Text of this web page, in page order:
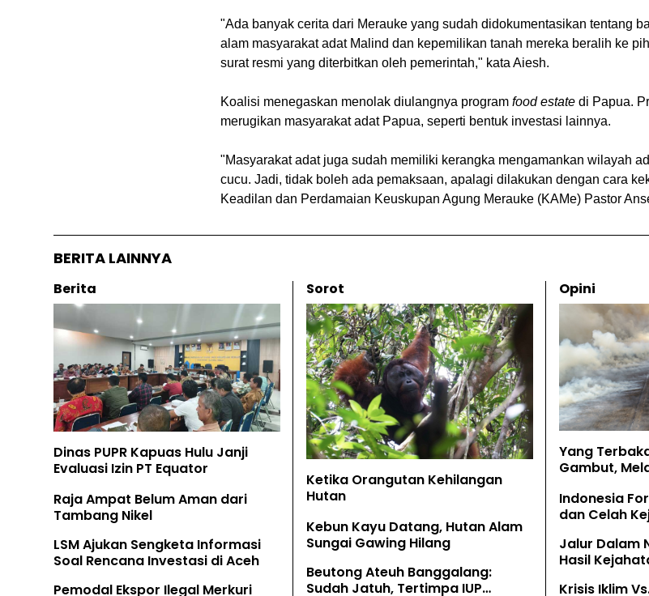
"Ada banyak cerita dari Merauke yang sudah didokumentasikan tentang
alam masyarakat adat Malind dan kepemilikan tanah mereka beralih ke
surat resmi yang diterbitkan oleh pemerintah," kata Aiesh.
Koalisi menegaskan menolak diulangnya program food estate di Papua.
merugikan masyarakat adat Papua, seperti bentuk investasi lainnya.
"Masyarakat adat juga sudah memiliki kerangka mengamankan wilayah
cucu. Jadi, tidak boleh ada pemaksaan, apalagi dilakukan dengan cara
Keadilan dan Perdamaian Keuskupan Agung Merauke (KAMe) Pastor
BERITA LAINNYA
Berita
Dinas PUPR Kapuas Hulu Janji
Evaluasi Izin PT Equator
Raja Ampat Belum Aman dari
Tambang Nikel
LSM Ajukan Sengketa Informasi
Soal Rencana Investasi di Aceh
Pemodal Ekspor Ilegal Merkuri
Sorot
Ketika Orangutan Kehilangan
Hutan
Kebun Kayu Datang, Hutan Alam
Sungai Gawing Hilang
Beutong Ateuh Banggalang:
Sudah Jatuh, Tertimpa IUP
Opini
Yang
Gambut,
Indonesia
dan Celah
Jalur Dalam
Hasil
Krisis Iklim